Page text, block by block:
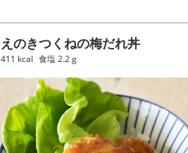
えのきつくねの梅だれ丼
411 kcal 食塩 2.2g